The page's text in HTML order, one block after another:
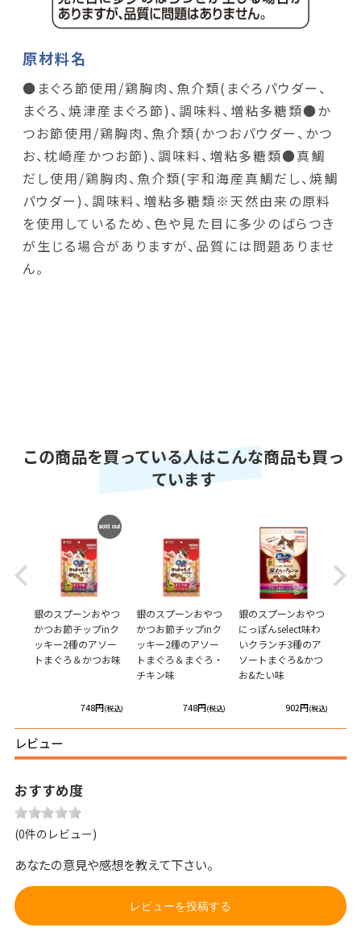
原材料名
●まぐろ節使用/鶏胸肉、魚介類(まぐろパウダー、
まぐろ、焼津産まぐろ節)、調味料、増粘多糖類●か
つお節使用/鶏胸肉、魚介類(かつおパウダー、かつ
お、枕崎産かつお節)、調味料、増粘多糖類●真鯛
だし使用/鶏胸肉、魚介類(宇和海産真鯛だし、焼鯛
パウダー)、調味料、増粘多糖類※天然由来の原料
を使用しているため、色や見た目に多少のばらつき
が生じる場合がありますが、品質には問題ありませ
ん。
この商品を買っている人はこんな商品も買っ
ています
Previous
銀のスプーンおやつ
かつお節チップinク
ッキー2種のアソー
トまぐろ＆かつお味
748円(税込)
銀のスプーンおやつ
かつお節チップinク
ッキー2種のアソー
トまぐろ＆まぐろ・
チキン味
748円(税込)
銀のスプーンおやつ
にっぽんselect味わ
いクランチ3種のア
ソートまぐろ&かつ
お&たい味
902円(税込)
Next
レビュー
おすすめ度
(0件のレビュー)
あなたの意見や感想を教えて下さい。
レビューを投稿する